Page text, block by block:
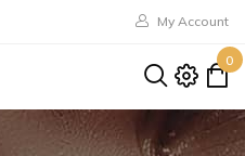
My Account
0